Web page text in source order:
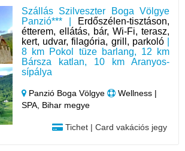
Szállás Szilveszter Boga Völgye
Panzió*** |
Erdőszélen-tisztáson,
étterem, ellátás, bár, Wi-Fi, terasz,
kert, udvar, filagória, grill, parkoló|
8 km Pokol tüze barlang, 12 km
Bársza katlan, 10 km Aranyos-
sípálya
Panzió Boga Völgye
Wellness |
SPA, Bihar megye
Tichet | Card vakációs jegy